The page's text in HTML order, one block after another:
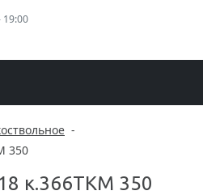
-
350
к.366ТКМ 350